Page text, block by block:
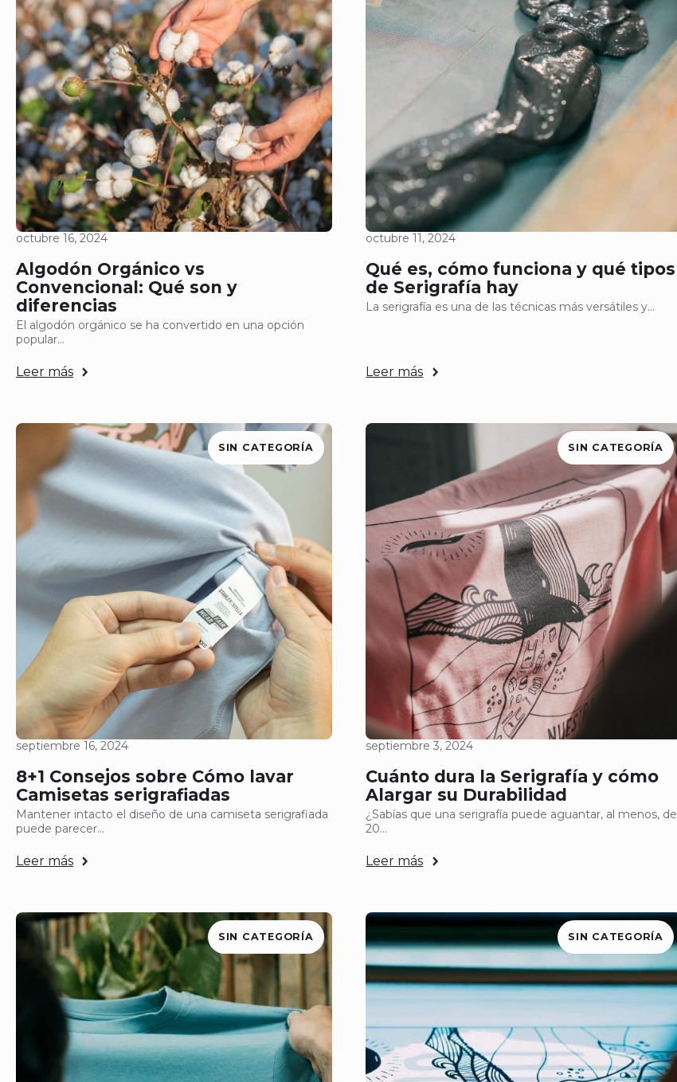
Algodón Orgánico vs
Convencional: Qué son y
diferencias
octubre 16, 2024
El algodón orgánico se ha convertido en una opción
popular…
Leer más
Qué es, cómo funciona y qué tipos
de Serigrafía hay
octubre 11, 2024
La serigrafía es una de las técnicas más versátiles y…
Leer más
8+1 Consejos sobre Cómo lavar
Camisetas serigrafiadas
septiembre 16, 2024
SIN CATEGORÍA
Mantener intacto el diseño de una camiseta serigrafiada
puede parecer…
Leer más
Cuánto dura la Serigrafía y cómo
Alargar su Durabilidad
septiembre 3, 2024
SIN CATEGORÍA
¿Sabías que una serigrafía puede aguantar, al menos, de
20…
Leer más
SIN CATEGORÍA SIN CATEGORÍA